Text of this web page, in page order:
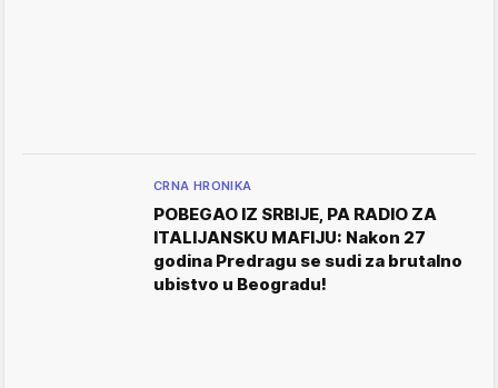
CRNA HRONIKA
POBEGAO IZ SRBIJE, PA RADIO ZA
ITALIJANSKU MAFIJU: Nakon 27
godina Predragu se sudi za brutalno
ubistvo u Beogradu!